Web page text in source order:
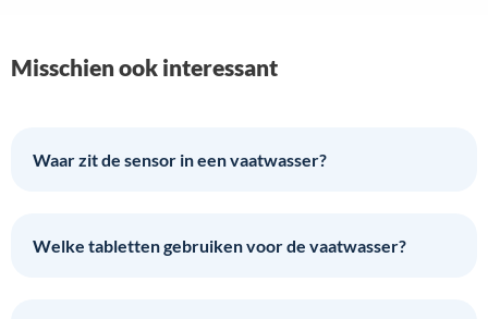
Misschien ook interessant
Waar zit de sensor in een vaatwasser?
Welke tabletten gebruiken voor de vaatwasser?